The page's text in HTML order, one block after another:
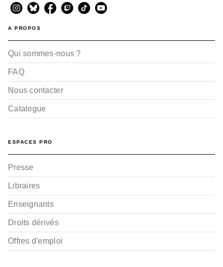
A PROPOS
Qui sommes-nous ?
FAQ
Nous contacter
Catalogue
ESPACES PRO
Presse
Libraires
Enseignants
Droits dérivés
Offres d'emploi